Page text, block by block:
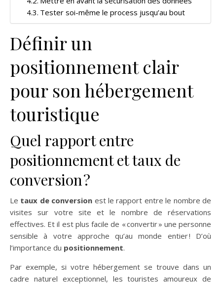
Tester soi-même le process jusqu’au bout
Définir un
positionnement clair
pour son hébergement
touristique
Quel rapport entre
positionnement et taux de
conversion ?
Le taux de conversion est le rapport entre le nombre de
visites sur votre site et le nombre de réservations
effectives. Et il est plus facile de « convertir » une personne
sensible à votre approche qu’au monde entier ! D’où
l’importance du positionnement.
Par exemple, si votre hébergement se trouve dans un
cadre naturel exceptionnel, les touristes amoureux de